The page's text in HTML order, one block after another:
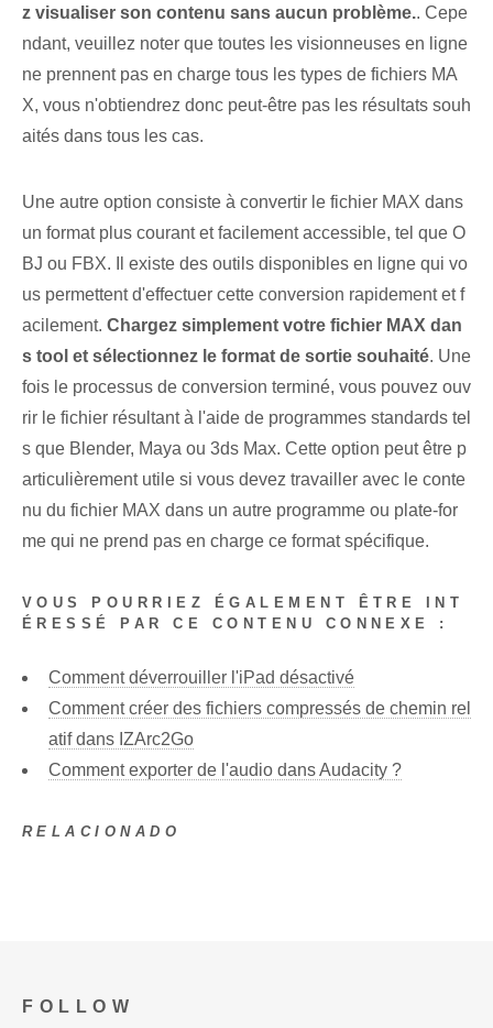
z visualiser son contenu sans aucun problème.. Cepe
ndant, veuillez noter que toutes les visionneuses en ligne
ne prennent pas en charge tous les types de fichiers MA
X, vous n'obtiendrez donc peut-être pas les résultats souh
aités dans tous les cas.
Une autre option consiste à convertir le fichier MAX dans
un format plus courant et facilement accessible, tel que O
BJ ou FBX. Il existe des outils disponibles en ligne qui vo
us permettent d'effectuer cette conversion rapidement et f
acilement. Chargez simplement votre fichier MAX dan
s ⁣tool⁤ et ⁣sélectionnez le format de sortie souhaité⁢. Une
fois le processus de conversion terminé, vous pouvez ouv
rir le fichier résultant à l'aide de programmes standards tel
s que Blender,⁣ Maya ou 3ds⁣ Max. Cette option peut être p
articulièrement utile si vous devez travailler avec le conte
nu du fichier MAX dans un autre programme ou plate-for
me qui ne prend pas en charge ce format spécifique.
VOUS POURRIEZ ÉGALEMENT ÊTRE INT
ÉRESSÉ PAR CE CONTENU CONNEXE :
Comment déverrouiller l'iPad désactivé
Comment créer des fichiers compressés de chemin rel
atif dans IZArc2Go
Comment exporter de l'audio dans Audacity ?
RELACIONADO
FOLLOW